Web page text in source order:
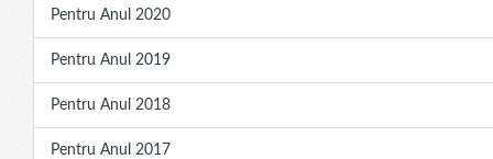
Pentru Anul 2020
Pentru Anul 2019
Pentru Anul 2018
Pentru Anul 2017